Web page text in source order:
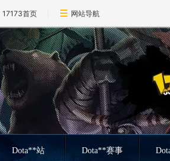
17173首页 网站导航
Dota**站 Dota**赛事